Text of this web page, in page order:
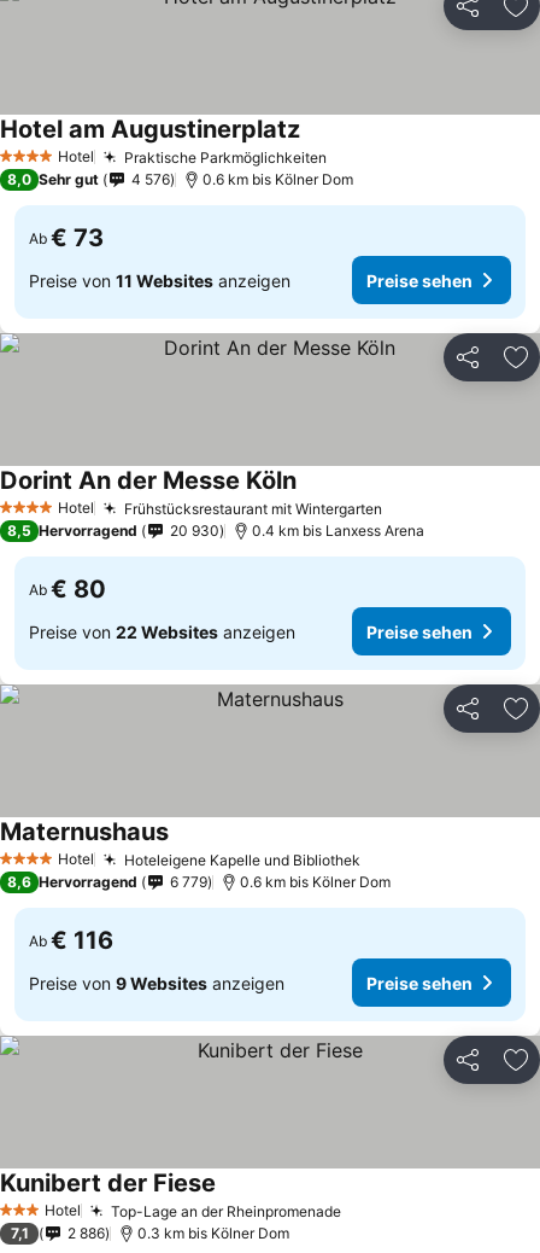
Teilen
4 Sterne Hotel Praktische Parkmöglichkeiten
Hotel am AugustinerplatzPreise sehen
8,0 Sehr gut 4 576 0.6 km bis Kölner Dom
Ab € 73
Preise von 11 Websites anzeigen Preise sehen
Teilen
4 Sterne Hotel Frühstücksrestaurant mit Wintergarten
Dorint An der Messe KölnPreise sehen
8,5 Hervorragend 20 930 0.4 km bis Lanxess Arena
Ab € 80
Preise von 22 Websites anzeigen Preise sehen
Teilen
4 Sterne Hotel Hoteleigene Kapelle und Bibliothek
MaternushausPreise sehen
8,6 Hervorragend 6 779 0.6 km bis Kölner Dom
Ab € 116
Preise von 9 Websites anzeigen Preise sehen
Teilen
3 SterneHotel Top-Lage an der RheinpromenadePreise sehen
Kunibert der Fiese
7,1 2 886 0.3 km bis Kölner Dom